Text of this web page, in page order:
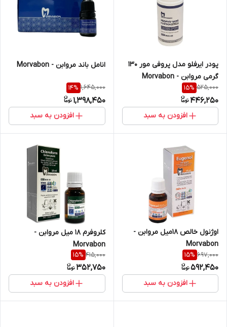
پودر ایرفلو مدل پروفی مور ۱۳۰
گرمی مروابن - Morvabon
525,000
15%
446,250
افزودن به سبد
انامل باند مروابن - Morvabon
1,645,000
14%
1,398,450
افزودن به سبد
اوژنول خالص ۱۸میل مروابن -
Morvabon
697,000
15%
592,450
افزودن به سبد
کلروفرم ۱۸ میل مروابن -
Morvabon
415,000
15%
352,750
افزودن به سبد